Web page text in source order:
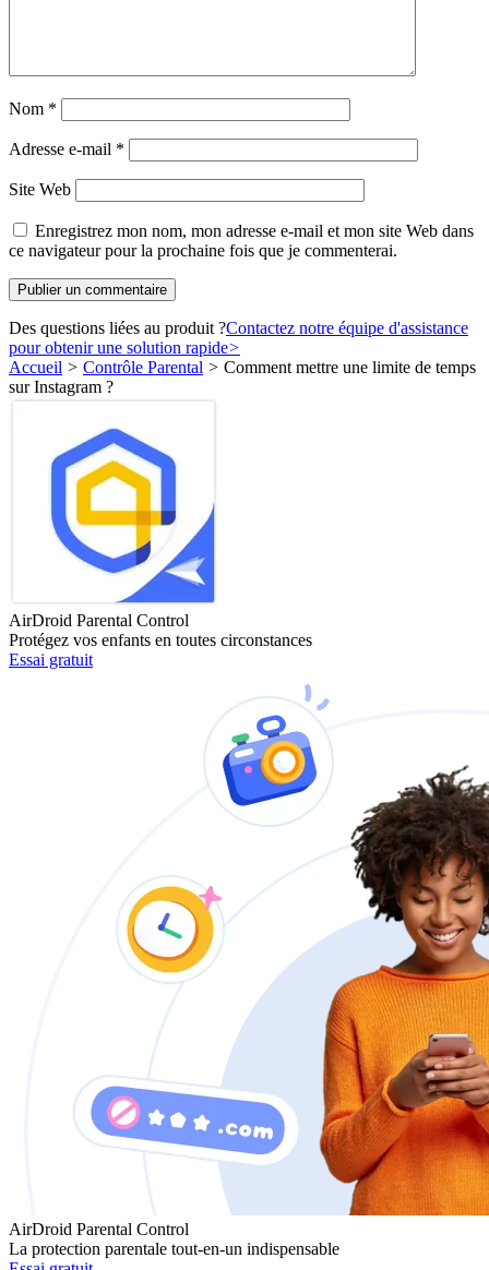
Nom *
Adresse e-mail *
Site Web
Enregistrez mon nom, mon adresse e-mail et mon site Web dans
ce navigateur pour la prochaine fois que je commenterai.
Des questions liées au produit ?Contactez notre équipe d'assistance
pour obtenir une solution rapide>
Accueil > Contrôle Parental > Comment mettre une limite de temps
sur Instagram ?
AirDroid Parental Control
Protégez vos enfants en toutes circonstances
Essai gratuit
AirDroid Parental Control
La protection parentale tout-en-un indispensable